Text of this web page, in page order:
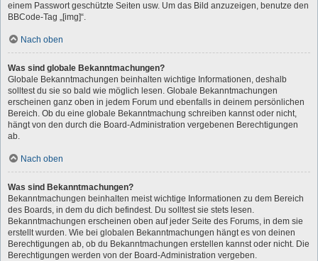
einem Passwort geschützte Seiten usw. Um das Bild anzuzeigen, benutze den
BBCode-Tag „[img]“.
Nach oben
Was sind globale Bekanntmachungen?
Globale Bekanntmachungen beinhalten wichtige Informationen, deshalb
solltest du sie so bald wie möglich lesen. Globale Bekanntmachungen
erscheinen ganz oben in jedem Forum und ebenfalls in deinem persönlichen
Bereich. Ob du eine globale Bekanntmachung schreiben kannst oder nicht,
hängt von den durch die Board-Administration vergebenen Berechtigungen
ab.
Nach oben
Was sind Bekanntmachungen?
Bekanntmachungen beinhalten meist wichtige Informationen zu dem Bereich
des Boards, in dem du dich befindest. Du solltest sie stets lesen.
Bekanntmachungen erscheinen oben auf jeder Seite des Forums, in dem sie
erstellt wurden. Wie bei globalen Bekanntmachungen hängt es von deinen
Berechtigungen ab, ob du Bekanntmachungen erstellen kannst oder nicht. Die
Berechtigungen werden von der Board-Administration vergeben.